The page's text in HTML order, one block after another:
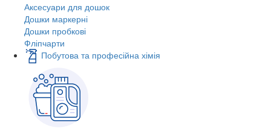
Аксесуари для дошок
Дошки маркерні
Дошки пробкові
Фліпчарти
Побутова та професійна хімія